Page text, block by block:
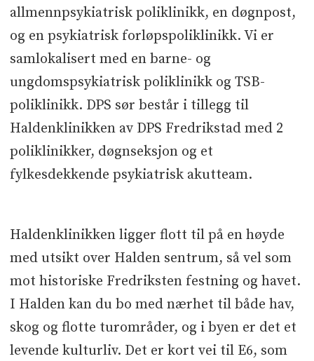
allmennpsykiatrisk poliklinikk, en døgnpost,
og en psykiatrisk forløpspoliklinikk. Vi er
samlokalisert med en barne- og
ungdomspsykiatrisk poliklinikk og TSB-
poliklinikk. DPS sør består i tillegg til
Haldenklinikken av DPS Fredrikstad med 2
poliklinikker, døgnseksjon og et
fylkesdekkende psykiatrisk akutteam.
Haldenklinikken ligger flott til på en høyde
med utsikt over Halden sentrum, så vel som
mot historiske Fredriksten festning og havet.
I Halden kan du bo med nærhet til både hav,
skog og flotte turområder, og i byen er det et
levende kulturliv. Det er kort vei til E6, som